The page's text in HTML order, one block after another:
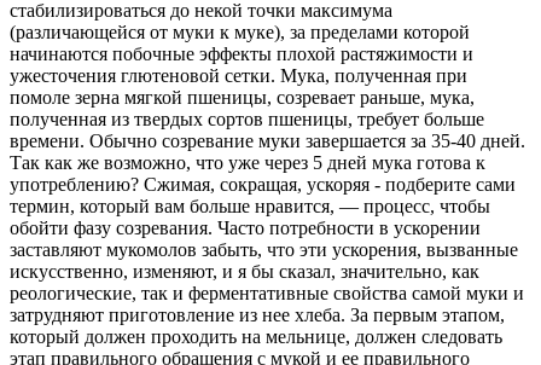
стабилизироваться до некой точки максимума
(различающейся от муки к муке), за пределами которой
начинаются побочные эффекты плохой растяжимости и
ужесточения глютеновой сетки. Мука, ​​полученная при
помоле зерна мягкой пшеницы, созревает раньше, мука,
полученная из твердых сортов пшеницы, требует больше
времени. Обычно созревание муки завершается за 35-40 дней.
Так как же возможно, что уже через 5 дней мука готова к
употреблению? Сжимая, сокращая, ускоряя - подберите сами
термин, который вам больше нравится, — процесс, чтобы
обойти фазу созревания. Часто потребности в ускорении
заставляют мукомолов забыть, что эти ускорения, вызванные
искусственно, изменяют, и я бы сказал, значительно, как
реологические, так и ферментативные свойства самой муки и
затрудняют приготовление из нее хлеба. За первым этапом,
который должен проходить на мельнице, должен следовать
этап правильного обращения с мукой и ее правильного